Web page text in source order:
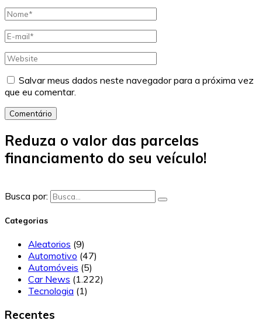
Salvar meus dados neste navegador para a próxima vez
que eu comentar.
Comentário
Reduza o valor das parcelas
financiamento do seu veículo!
Busca por:
Categorias
Aleatorios (9)
Automotivo (47)
Automóveis (5)
Car News (1.222)
Tecnologia (1)
Recentes